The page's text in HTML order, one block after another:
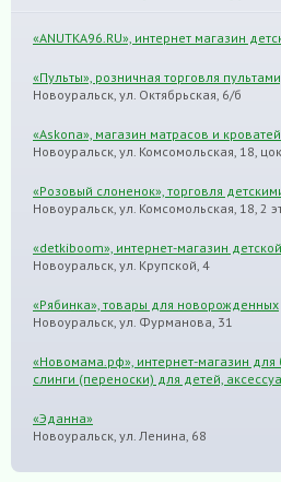
«ANUTKA96.RU», интернет магазин
«Пульты», розничная торговля
Новоуральск, ул. Октябрьская, 6/б
«Askona», магазин матрасов и кроватей
Новоуральск, ул. Комсомольская, 18,
«Розовый слоненок», торговля
Новоуральск, ул. Комсомольская, 18, 2
«detkiboom», интернет-магазин
Новоуральск, ул. Крупской, 4
«Рябинка», товары для новорожденных
Новоуральск, ул. Фурманова, 31
«Новомама.рф», интернет-магазин
слинги (переноски) для детей,
«Эданна»
Новоуральск, ул. Ленина, 68